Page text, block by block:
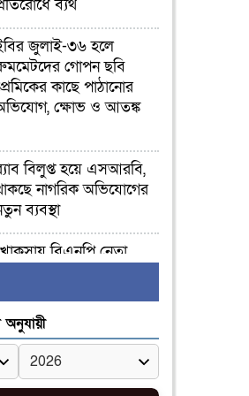
ব্যর্থ
জুলাই-৩৬ হলে
গোপন ছবি
কাছে পাঠানোর
ক্ষোভ ও আতঙ্ক
বিলুপ্ত হয়ে এসআরবি,
নাগরিক অভিযোগের
ব্যবস্থা
বিএনপি নেতা
ছবিতে জুতা
‘জারজ
আমির হামজা